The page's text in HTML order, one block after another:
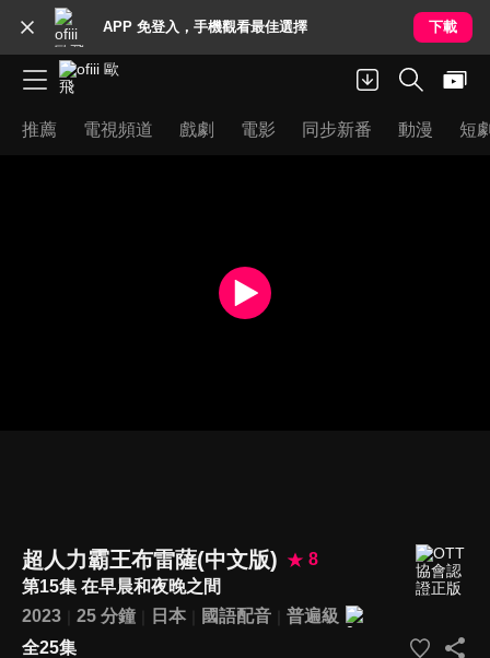
APP 免登入，手機觀看最佳選擇 下載
推薦 電視頻道 戲劇 電影 同步新番 動漫 短
超人力霸王布雷薩(中文版)
8
第15集 在早晨和夜晚之間
2023
25 分鐘 日本 國語配音
普遍級
全25集